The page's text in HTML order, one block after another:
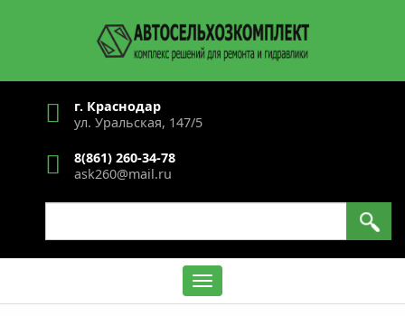
г. Краснодар
ул. Уральская, 147/5
8(861) 260-34-78
ask260@mail.ru